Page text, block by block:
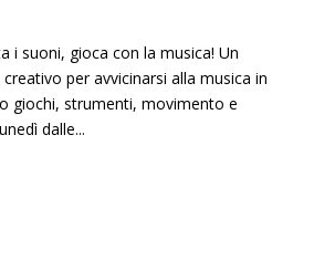
i suoni, gioca con la musica! Un
per avvicinarsi alla musica in
giochi, strumenti, movimento e
dalle...